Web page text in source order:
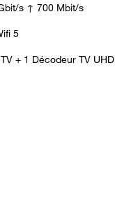
s ↑ 700 Mbit/s
5
+ 1 Décodeur TV UHD